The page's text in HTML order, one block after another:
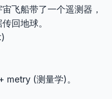
飞船带了一个遥测器，
回地球。
metry (测量学)。